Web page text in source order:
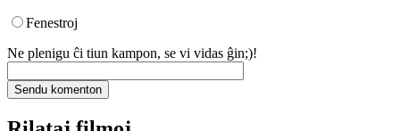
Fenestroj
Ne plenigu ĉi tiun kampon, se vi vidas ĝin;)!